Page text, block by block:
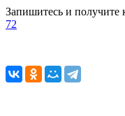
Запишитесь и получите
72